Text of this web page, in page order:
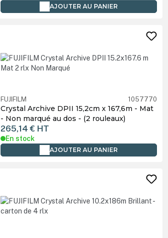
AJOUTER AU PANIER
FUJIFILM 1057770
Crystal Archive DPII 15,2cm x 167,6m - Mat
- Non marqué au dos - (2 rouleaux)
265,14 € HT
En stock
AJOUTER AU PANIER